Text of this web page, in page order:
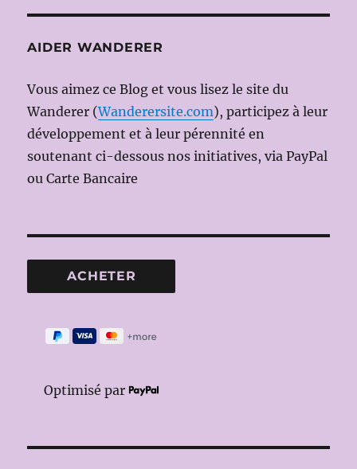
AIDER WANDERER
Vous aimez ce Blog et vous lisez le site du
Wanderer (Wanderersite.com), participez à leur
développement et à leur pérennité en
soutenant ci-dessous nos initiatives, via PayPal
ou Carte Bancaire
Optimisé par